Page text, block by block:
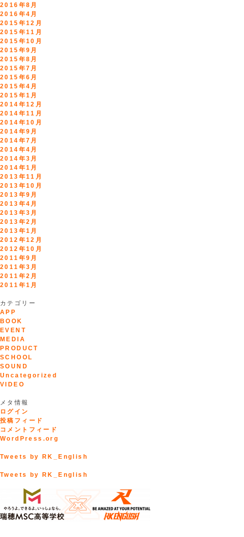
2016年8月
2016年4月
2015年12月
2015年11月
2015年10月
2015年9月
2015年8月
2015年7月
2015年6月
2015年4月
2015年1月
2014年12月
2014年11月
2014年10月
2014年9月
2014年7月
2014年4月
2014年3月
2014年1月
2013年11月
2013年10月
2013年9月
2013年4月
2013年3月
2013年2月
2013年1月
2012年12月
2012年10月
2011年9月
2011年3月
2011年2月
2011年1月
カテゴリー
APP
BOOK
EVENT
MEDIA
PRODUCT
SCHOOL
SOUND
Uncategorized
VIDEO
メタ情報
ログイン
投稿フィード
コメントフィード
WordPress.org
Tweets by RK_English
Tweets by RK_English